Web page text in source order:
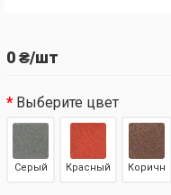
0 ₴/шт
Выберите цвет
Серый Красный Коричн